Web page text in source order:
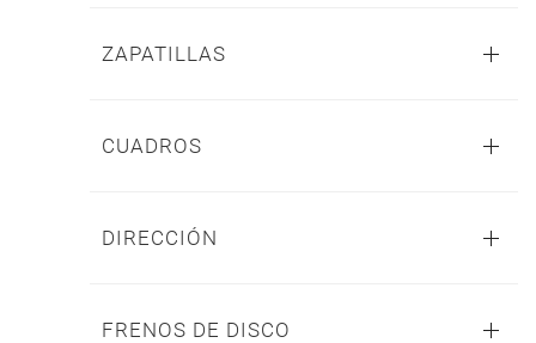
ZAPATILLAS
CUADROS
DIRECCIÓN
FRENOS DE DISCO